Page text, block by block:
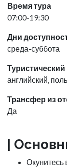
Время тура
07:00-
Дни
среда-суббота
Туристический
английский,
Трансфер из
Да
|
Окунитесь